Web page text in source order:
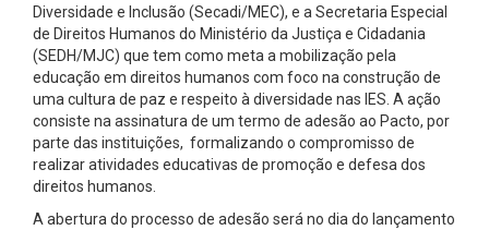
Diversidade e Inclusão (Secadi/MEC), e a Secretaria Especial
de Direitos Humanos do Ministério da Justiça e Cidadania
(SEDH/MJC) que tem como meta a mobilização pela
educação em direitos humanos com foco na construção de
uma cultura de paz e respeito à diversidade nas IES. A ação
consiste na assinatura de um termo de adesão ao Pacto, por
parte das instituições, formalizando o compromisso de
realizar atividades educativas de promoção e defesa dos
direitos humanos.
A abertura do processo de adesão será no dia do lançamento